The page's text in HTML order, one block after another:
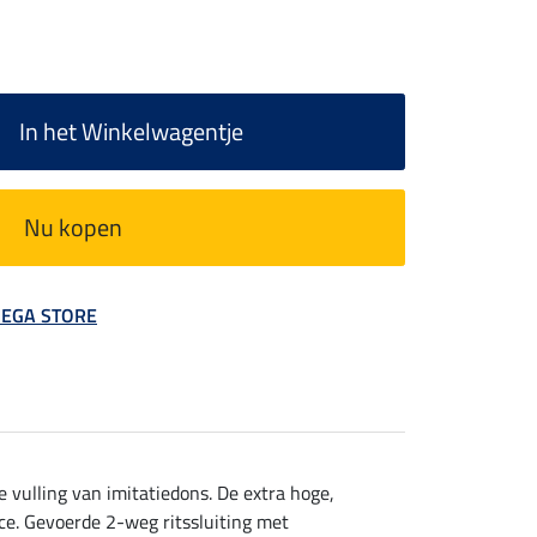
In het Winkelwagentje
Nu kopen
STORE
vulling van imitatiedons. De extra hoge,
Gevoerde 2-weg ritssluiting met